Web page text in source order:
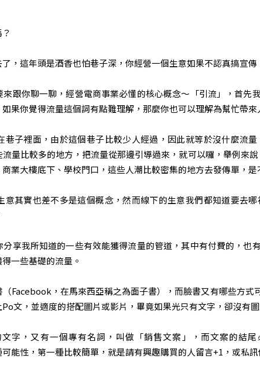
，這年頭是酒香也怕巷子深，你經營一個生意如果不認真搞宣傳
跟你聊一聊，經營電商事業必懂的核心概念～「引流」，首
果你覺得流量這個詞有點難理解，那麼你也可以理解為幫忙帶
巷子裡面，由於這個巷子比較少人經過，因此就等於沒什麼流
量比較多的地方，把流量從那邊引導過來，就可以囉，舉例來
業大樓底下、學校門口，這些人潮比較密集的地方去發傳單，
意其實也差不多是這個概念，然而線下的生意我們都知道要去
享我所知道的一些有效能獲得流量的管道，其中有付費的，也
一些基礎的流量。
Facebook，在馬來西亞稱之為面子書），而臉書又有哪些方
文，並適度的搭配圖片或影片，畢竟如果光只有文字，卻沒有
字，又有一個專有名詞，叫做「銷售文案」，而文案的結
能性，第一種比較簡單，就是請有興趣購買的人留言+1，或私訊